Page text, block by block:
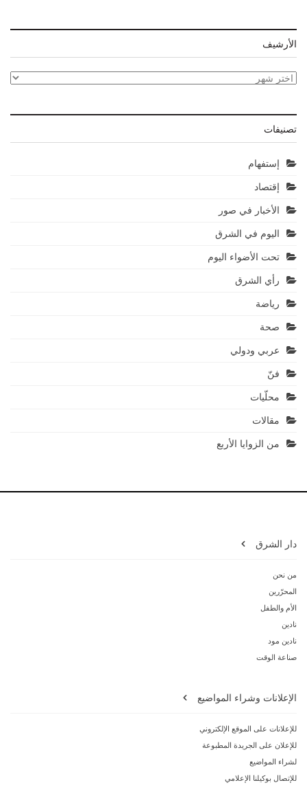
الأرشيف
الأرشيف
تصنيفات
إستفهام
إقتصاد
الأخبار في صور
اليوم في الشرق
تحت الأضواء اليوم
رأي الشرق
رياضة
صحة
عربي ودولي
فنّ
محلّيات
مقالات
من الزوايا الأربع
دار الشرق
من نحن
المحرّرين
الأم والطفل
نادين
نادين مود
صناعة الوقت
الإعلانات وشراء المواضيع
للإعلانات على الموقع الإلكتروني
للإعلان على الجريدة المطبوعة
لشراء المواضيع
للإتصال بوكيلنا الإعلامي